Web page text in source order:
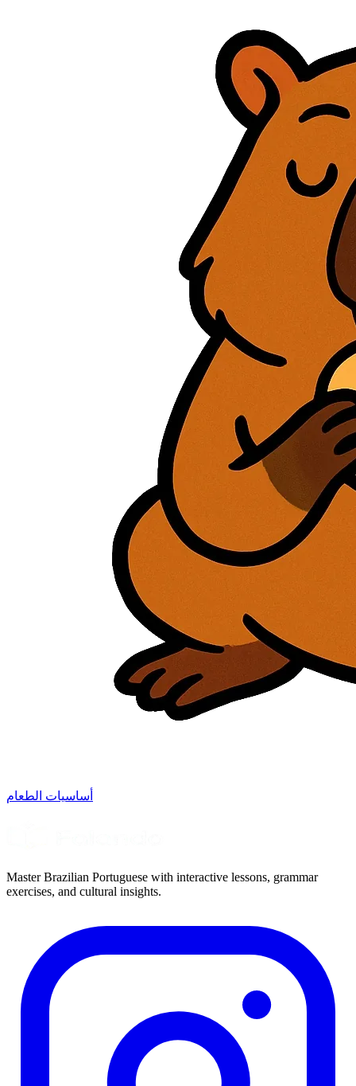
أساسيات الطعام
Master Brazilian Portuguese with interactive lessons, grammar
exercises, and cultural insights.